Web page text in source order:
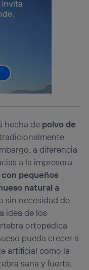
hecha de polvo de
a diferencia
a la impresora
pequeños
natural a
sin necesidad de
idea de los
ortopédica
pueda crecer a
artificial como la
sana y fuerte.
el mismo
ancha
función de las
del hogar
será más
en la
Utiq
consulta